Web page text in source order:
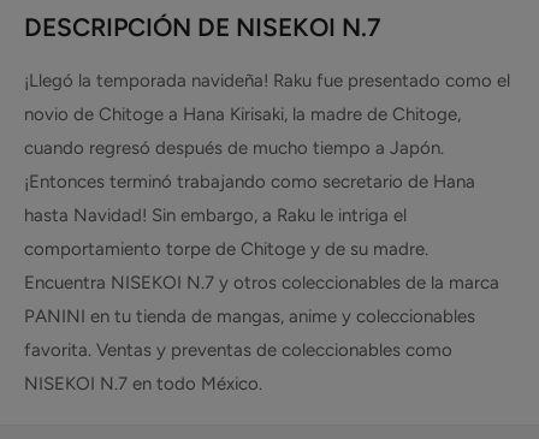
DESCRIPCIÓN DE NISEKOI N.7
¡Llegó la temporada navideña! Raku fue presentado como el
novio de Chitoge a Hana Kirisaki, la madre de Chitoge,
cuando regresó después de mucho tiempo a Japón.
¡Entonces terminó trabajando como secretario de Hana
hasta Navidad! Sin embargo, a Raku le intriga el
comportamiento torpe de Chitoge y de su madre.
Encuentra NISEKOI N.7 y otros coleccionables de la marca
PANINI en tu tienda de mangas, anime y coleccionables
favorita. Ventas y preventas de coleccionables como
NISEKOI N.7 en todo México.